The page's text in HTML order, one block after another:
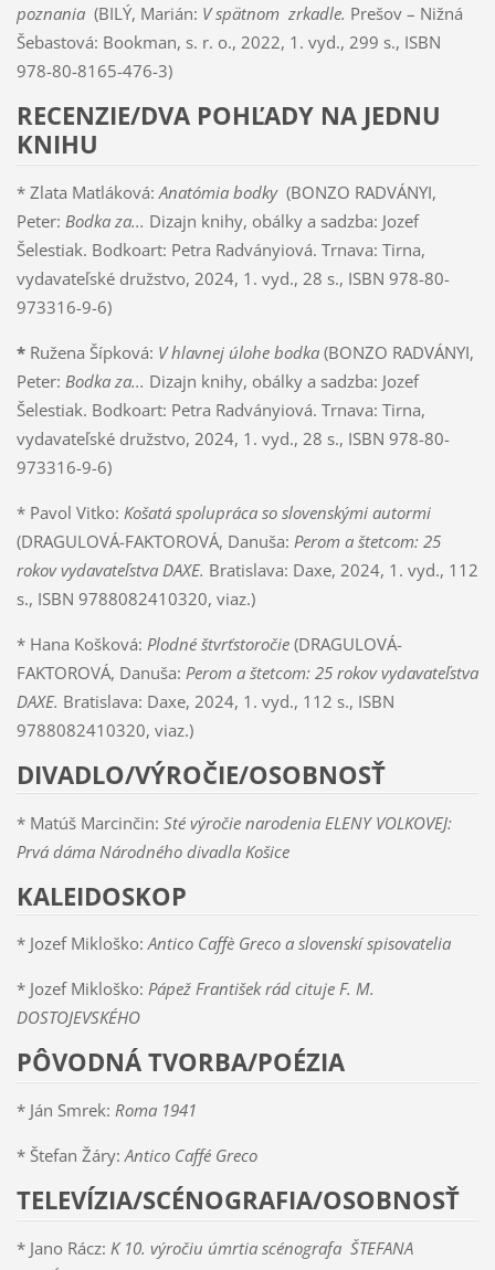
poznania (BILÝ, Marián: V spätnom zrkadle. Prešov – Nižná
Šebastová: Bookman, s. r. o., 2022, 1. vyd., 299 s., ISBN
978-80-8165-476-3)
RECENZIE/DVA POHĽADY NA JEDNU
KNIHU
* Zlata Matláková: Anatómia bodky (BONZO RADVÁNYI,
Peter: Bodka za... Dizajn knihy, obálky a sadzba: Jozef
Šelestiak. Bodkoart: Petra Radványiová. Trnava: Tirna,
vydavateľské družstvo, 2024, 1. vyd., 28 s., ISBN 978-80-
973316-9-6)
* Ružena Šípková: V hlavnej úlohe bodka(BONZO RADVÁNYI,
Peter: Bodka za... Dizajn knihy, obálky a sadzba: Jozef
Šelestiak. Bodkoart: Petra Radványiová. Trnava: Tirna,
vydavateľské družstvo, 2024, 1. vyd., 28 s., ISBN 978-80-
973316-9-6)
* Pavol Vitko: Košatá spolupráca so slovenskými autormi
(DRAGULOVÁ-FAKTOROVÁ, Danuša: Perom a štetcom: 25
rokov vydavateľstva DAXE. Bratislava: Daxe, 2024, 1. vyd., 112
s., ISBN 9788082410320, viaz.)
* Hana Košková: Plodné štvrťstoročie (DRAGULOVÁ-
FAKTOROVÁ, Danuša: Perom a štetcom: 25 rokov vydavateľstva
DAXE. Bratislava: Daxe, 2024, 1. vyd., 112 s., ISBN
9788082410320, viaz.)
DIVADLO/VÝROČIE/OSOBNOSŤ
* Matúš Marcinčin: Sté výročie narodenia ELENY VOLKOVEJ:
Prvá dáma Národného divadla Košice
KALEIDOSKOP
* Jozef Mikloško:Antico Caffè Greco a slovenskí spisovatelia
* Jozef Mikloško: Pápež František rád cituje F. M.
DOSTOJEVSKÉHO
PÔVODNÁ TVORBA/POÉZIA
* Ján Smrek: Roma 1941
* Štefan Žáry:Antico Caffé Greco
TELEVÍZIA/SCÉNOGRAFIA/OSOBNOSŤ
* Jano Rácz: K 10. výročiu úmrtia scénografa ŠTEFANA